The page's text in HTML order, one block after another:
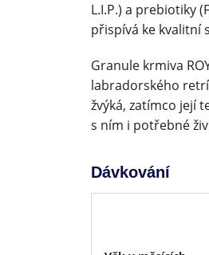
L.I.P.) a prebiotiky
přispívá ke kvalitní
Granule krmiva
labradorského
žvýká, zatímco její
s ním i potřebné
Dávkování